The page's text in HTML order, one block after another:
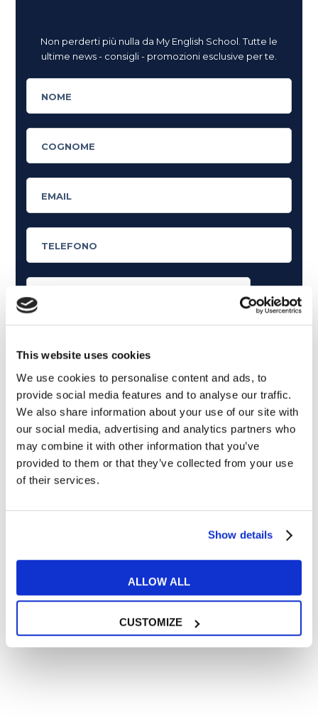
This website uses cookies
We use cookies to personalise content and ads, to
provide social media features and to analyse our traffic.
We also share information about your use of our site with
our social media, advertising and analytics partners who
may combine it with other information that you’ve
provided to them or that they’ve collected from your use
of their services.
Show details
ALLOW ALL
CUSTOMIZE
Non perderti più nulla da My English School. Tutte le
ultime news - consigli - promozioni esclusive per te.
Articoli dedicati alla grammatica inglese
Articoli dedicati a inglese nel mondo del lavoro
Articoli con tips e new sulla lingua inglese
Articoli divertenti su film e musica
In quanto di età superiore ai 16 anni, dichiaro di acconsentire
al trattamento dei miei dati personali in conformità
all’informativa privacy.
Desidero ricevere comunicazioni commerciali e promozionali